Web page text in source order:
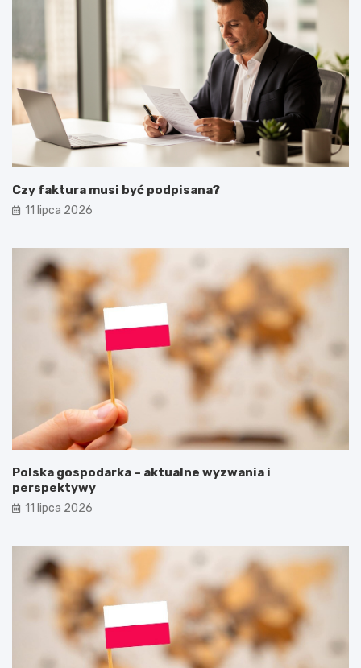
Czy faktura musi być podpisana?
11 lipca 2026
Polska gospodarka – aktualne wyzwania i
perspektywy
11 lipca 2026